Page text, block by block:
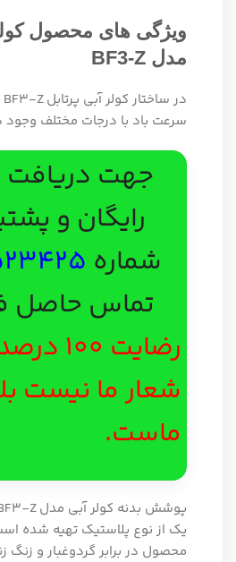
ویژگی های محصول
مدل BF3-Z
در ساختار کولر آبی پرتابلBF3-Z
سرعت باد با درجات مختلف وجود
جهت دریافت
رایگان و
شماره
تماس حاصل
رضایت
شعار ما نیست
ماست.
پوشش بدنه کولر آبی مدلZ
یک از نوع پلاستیک تهیه شده
محصول در برابر گردوغبار و